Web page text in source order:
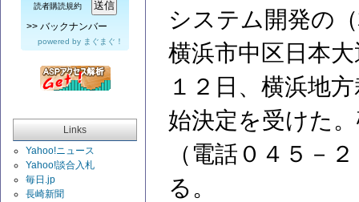
読者購読規約
>> バックナンバー
powered by まぐまぐ！
Links
Yahoo!ニュース
Yahoo!談合入札
毎日.jp
長崎新聞
システム開発の
横浜市中区日本
１２日、横浜地
始決定を受けた
（電話０４５－
る。